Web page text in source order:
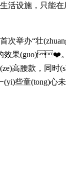
活设施，只能
次举办“壮
。
款，同时(shi)
(yi)些童(tong)